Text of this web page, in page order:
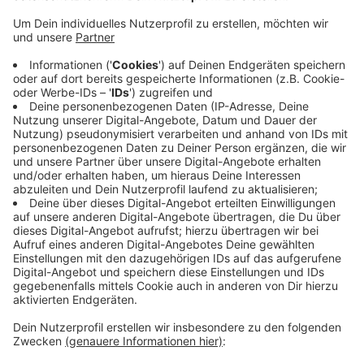
21.30 Uhr und 21.40 Uhr. Eine Passantin teilte einem
Mitarbeiter der Eisbahn mit, dass es sich bei den
Tatverdächtigen um eine Gruppe Jugendlicher handeln
solle.
Diese Zeugin wird dringend gebeten, sich unter der
Rufnummer 02594-7930 bei der Polizei Dülmen zu
melden. Auch Hinweise weiterer Zeugen werden dort
entgegen genommen.
Anzeige